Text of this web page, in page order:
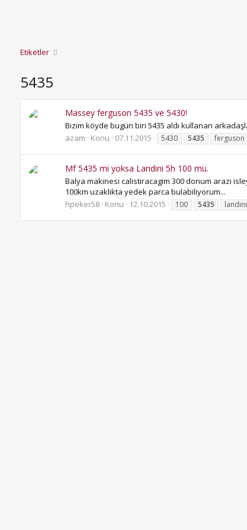
Etiketler
5435
Massey ferguson 5435 ve 5430!
Bizim köyde bugün biri 5435 aldı kullanan
azam
Konu 07.11.2015 5430 5435 ferguson
Mf 5435 mi yoksa Landini 5h 100 mü.
Balya makinesi calistiracagim 300 donum arazi
100km uzaklikta yedek parca bulabiliyorum...
hpeker58 Konu 12.10.2015 100 5435 landini